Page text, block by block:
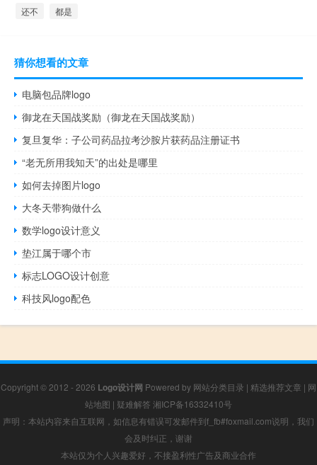
还不 都是
猜你想看的文章
电脑包品牌logo
御龙在天国战奖励（御龙在天国战奖励）
复旦复华：子公司药品拉考沙胺片获药品注册证书
“老无所用我知天”的出处是哪里
如何去掉图片logo
大冬天带狗做什么
数学logo设计意义
垫江属于哪个市
标志LOGO设计创意
科技风logo配色
Copyright © 2012 - 2026 Logo设计网 Powered by 网站分类目录 | 精选推荐文章 | 网
站地图 | 疑难解答 湘ICP备16332410号
声明：本站内容来自互联网，如信息有错误可发邮件到f_fb#foxmail.com说明，我们
会及时纠正，谢谢
本站仅为个人兴趣爱好，不接盈利性广告及商业合作